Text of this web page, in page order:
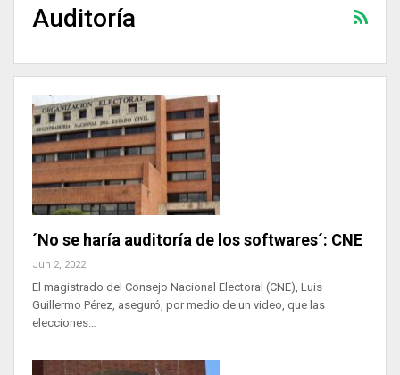
Auditoría
´No se haría auditoría de los softwares´: CNE
Jun 2, 2022
El magistrado del Consejo Nacional Electoral (CNE), Luis
Guillermo Pérez, aseguró, por medio de un video, que las
elecciones…